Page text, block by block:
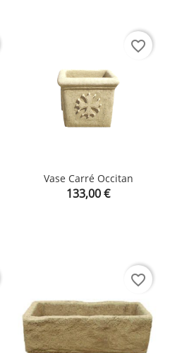
Vase Carré Occitan
Prix
133,00 €
favorite_border
favorite_border